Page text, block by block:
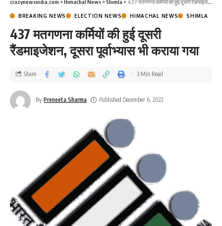
crazynewsindia.com >Himachal News >Shimla > 437 मतगणना कर्मियों की हुई दूसरी रैंडमाइजेशन, दूसरा पूर्वाभ्यास भी कराया गया
BREAKING NEWS ELECTION NEWS HIMACHAL NEWS SHIMLA
437 मतगणना कर्मियों की हुई दूसरी
रैंडमाइजेशन, दूसरा पूर्वाभ्यास भी कराया गया
By Preneeta Sharma Published December 6, 2022
Share 3 Min Read